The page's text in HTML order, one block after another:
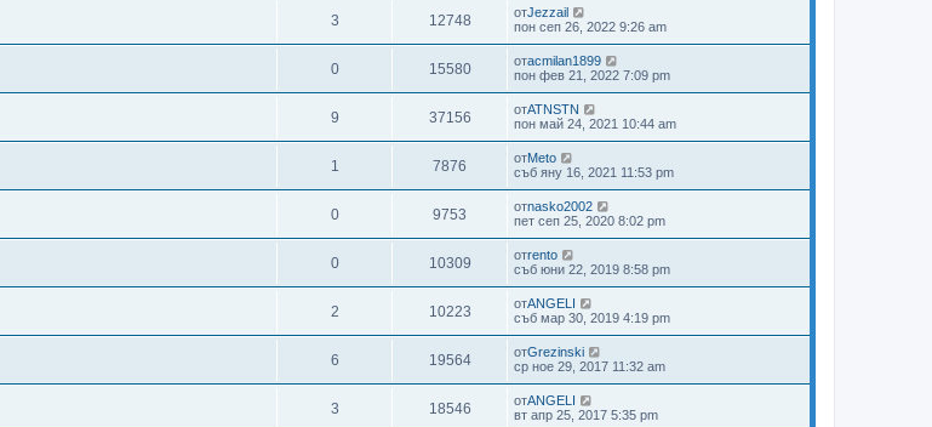
3 12748 отJezzail
пон сеп 26, 2022 9:26 am
0 15580 отacmilan1899
пон фев 21, 2022 7:09 pm
9 37156 отATNSTN
пон май 24, 2021 10:44 am
1 7876 отMeto
съб яну 16, 2021 11:53 pm
0 9753 отnasko2002
пет сеп 25, 2020 8:02 pm
0 10309 отrento
съб юни 22, 2019 8:58 pm
2 10223 отANGELI
съб мар 30, 2019 4:19 pm
6 19564 отGrezinski
ср ное 29, 2017 11:32 am
3 18546 отANGELI
вт апр 25, 2017 5:35 pm